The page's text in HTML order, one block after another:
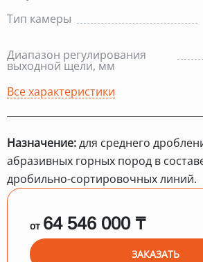
Тип камеры
Диапазон регулирования
выходной щели, мм
Все характеристики
Назначение:для среднего
абразивных горных пород в
дробильно-сортировочных линий.
от 64 546 000 ₸
ЗАКАЗАТЬ